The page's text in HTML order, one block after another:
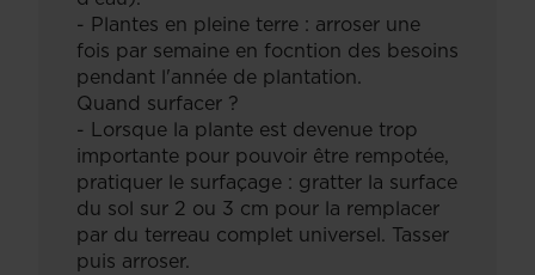
- Plantes en pleine terre : arroser une
fois par semaine en focntion des besoins
pendant l'année de plantation.
Quand surfacer ?
- Lorsque la plante est devenue trop
importante pour pouvoir être rempotée,
pratiquer le surfaçage : gratter la surface
du sol sur 2 ou 3 cm pour la remplacer
par du terreau complet universel. Tasser
puis arroser.